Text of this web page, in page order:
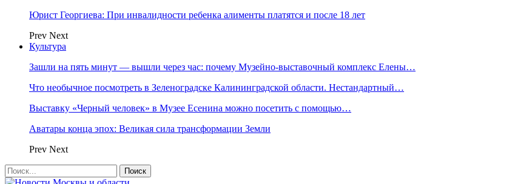
Юрист Георгиева: При инвалидности ребенка алименты платятся и после 18 лет
Prev Next
Культура
Зашли на пять минут — вышли через час: почему Музейно-выставочный комплекс Елены…
Что необычное посмотреть в Зеленоградске Калининградской области. Нестандартный…
Выставку «Черный человек» в Музее Есенина можно посетить с помощью…
Аватары конца эпох: Великая сила трансформации Земли
Prev Next